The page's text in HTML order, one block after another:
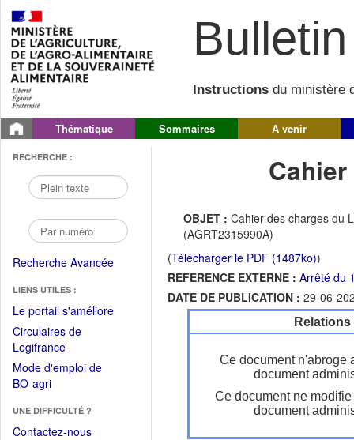
Instructions du ministère
Thématique Sommaires A venir
RECHERCHE :
Recherche Avancée
LIENS UTILES :
Le portail s'améliore(Fichier
Circulaires de
Legifrance(Ouvrir
dans
une
fenêtre)
Mode d'emploi de
BO-agri(Ouvrir
une
nouvelle
UNE DIFFICULTÉ ?
Contactez-nous
OBJET : Cahier des charges du
(AGRT2315990A)
(Télécharger le PDF (1487ko))
REFERENCE EXTERNE : Arrêté du
DATE DE PUBLICATION : 29-06-
Ce document n'abroge
document
Ce document ne
document